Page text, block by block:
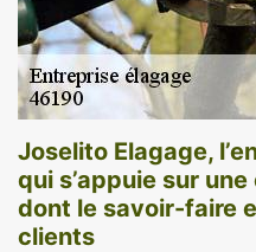
Joselito Elagage,
qui s’appuie sur
dont le savoir-faire
clients